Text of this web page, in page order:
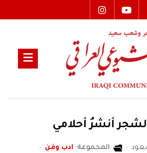
أنشرُ أحلامي
المجموعة: ادب وفن